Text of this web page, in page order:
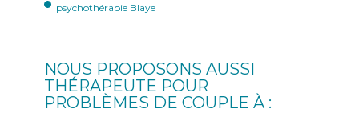
psychothérapie Blaye
NOUS PROPOSONS AUSSI
THÉRAPEUTE POUR
PROBLÈMES DE COUPLE À :